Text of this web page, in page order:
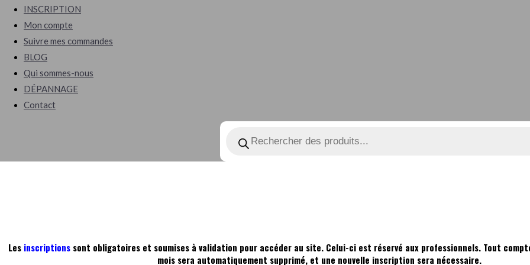
INSCRIPTION
Mon compte
Suivre mes commandes
BLOG
Qui sommes-nous
DÉPANNAGE
Contact
Les inscriptions sont obligatoires et soumises à validation pour accéder au site. Celui-ci est réservé aux professionnels. Tout
mois sera automatiquement supprimé, et une nouvelle inscription sera nécessaire.